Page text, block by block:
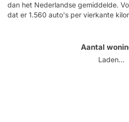
dan het Nederlandse gemiddelde.
dat er 1.560 auto's per vierkante
Aantal
Laden...